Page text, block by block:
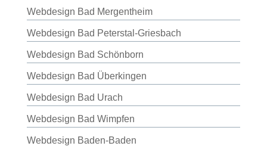
Webdesign Bad Mergentheim
Webdesign Bad Peterstal-Griesbach
Webdesign Bad Schönborn
Webdesign Bad Überkingen
Webdesign Bad Urach
Webdesign Bad Wimpfen
Webdesign Baden-Baden